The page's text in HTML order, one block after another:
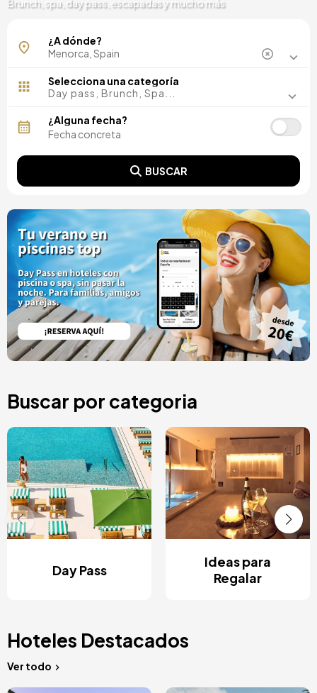
Brunch, spa, day pass, escapadas y mucho más
Arenal d'en Castell
Cala Blanca
Cala Galdana
Ciutadella
Es Castell
Sant Lluis
¿A dónde?
Selecciona una categoría
Day pass, Brunch, Spa...
¿Alguna fecha?
BUSCAR
Buscar por categoria
Day Pass
Ideas para
Regalar
Hoteles Destacados
Ver todo